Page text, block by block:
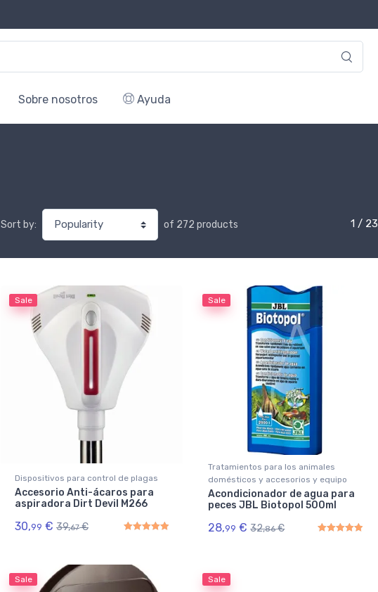
Sobre nosotros Ayuda
Sort by: of 272 products 1 / 23
Sale
Dispositivos para control de plagas
Accesorio Anti-ácaros para
aspiradora Dirt Devil M266
30,99 € 39,67 €
Sale
Tratamientos para los animales
domésticos y accesorios y equipo
Acondicionador de agua para
peces JBL Biotopol 500ml
28,99 € 32,86 €
Sale Sale